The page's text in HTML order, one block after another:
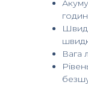
Вага